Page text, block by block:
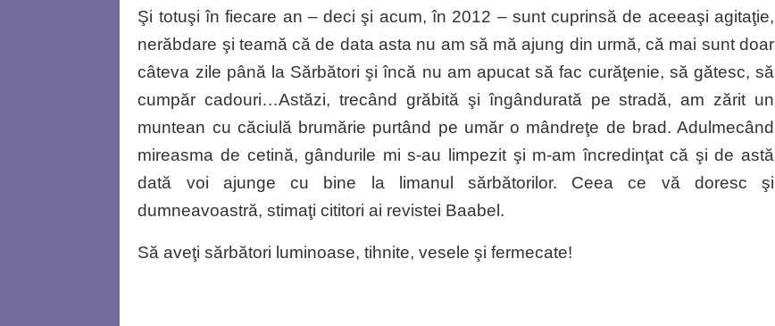
Şi totuşi în fiecare an – deci şi acum, în 2012 – sunt cuprinsă de aceeaşi agitaţie,
nerăbdare şi teamă că de data asta nu am să mă ajung din urmă, că mai sunt doar
câteva zile până la Sărbători şi încă nu am apucat să fac curăţenie, să gătesc, să
cumpăr cadouri…Astăzi, trecând grăbită şi îngândurată pe stradă, am zărit un
muntean cu căciulă brumărie purtând pe umăr o mândreţe de brad. Adulmecând
mireasma de cetină, gândurile mi s-au limpezit şi m-am încredinţat că şi de astă
dată voi ajunge cu bine la limanul sărbătorilor. Ceea ce vă doresc şi
dumneavoastră, stimaţi cititori ai revistei Baabel.
Să aveţi sărbători luminoase, tihnite, vesele şi fermecate!